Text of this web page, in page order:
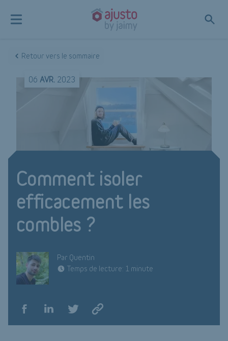
Retour vers le sommaire
06 AVR. 2023
Comment isoler
efficacement les
combles ?
Par Quentin
Temps de lecture: 1 minute